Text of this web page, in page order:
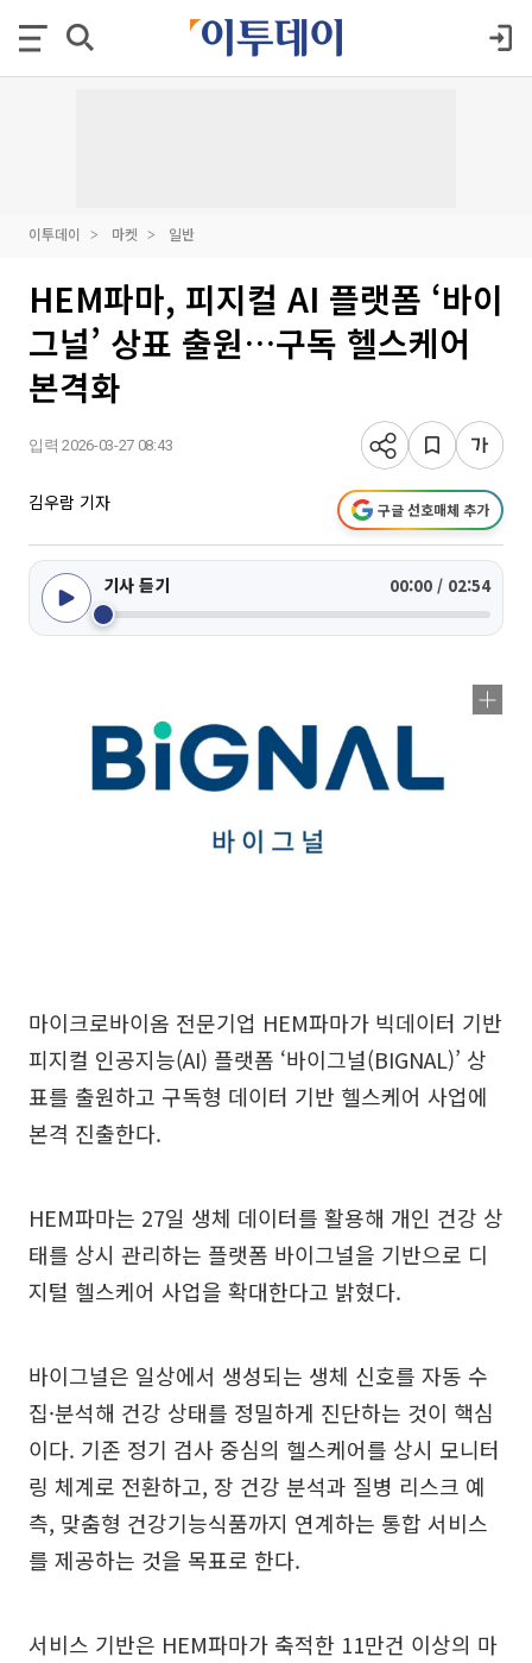
이투데이 마켓 일반
HEM파마, 피지컬 AI 플랫폼 ‘바이
그널’ 상표 출원…구독 헬스케어
본격화
입력 2026-03-27 08:43
김우람 기자 구글 선호매체 추가
기사 듣기 00:00 / 02:54
마이크로바이옴 전문기업 HEM파마가 빅데이터 기반
피지컬 인공지능(AI) 플랫폼 ‘바이그널(BIGNAL)’ 상
표를 출원하고 구독형 데이터 기반 헬스케어 사업에
본격 진출한다.
HEM파마는 27일 생체 데이터를 활용해 개인 건강 상
태를 상시 관리하는 플랫폼 바이그널을 기반으로 디
지털 헬스케어 사업을 확대한다고 밝혔다.
바이그널은 일상에서 생성되는 생체 신호를 자동 수
집·분석해 건강 상태를 정밀하게 진단하는 것이 핵심
이다. 기존 정기 검사 중심의 헬스케어를 상시 모니터
링 체계로 전환하고, 장 건강 분석과 질병 리스크 예
측, 맞춤형 건강기능식품까지 연계하는 통합 서비스
를 제공하는 것을 목표로 한다.
서비스 기반은 HEM파마가 축적한 11만건 이상의 마